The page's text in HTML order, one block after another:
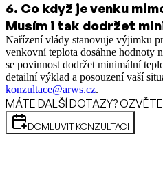
6. Co když je venku
Musím i tak dodržet
Nařízení vlády stanovuje výjimku
venkovní teplota dosáhne hodnoty
se povinnost dodržet minimální
detailní výklad a posouzení vaší
konzultace@arws.cz.
MÁTE DALŠÍ DOTAZY?
DOMLUVIT KONZULTACI